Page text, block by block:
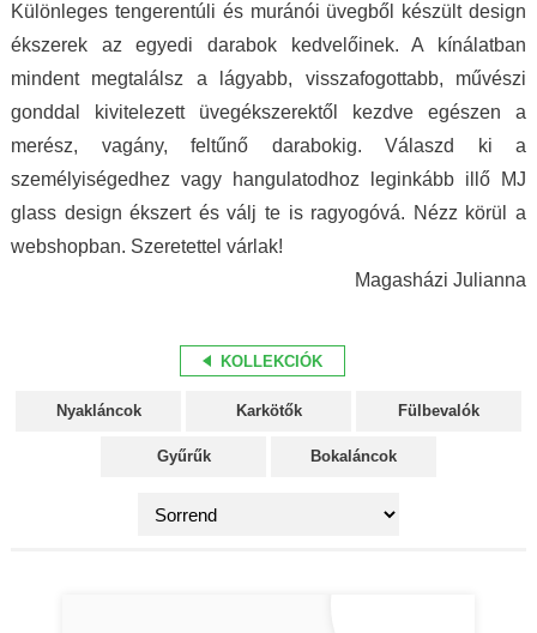
Különleges tengerentúli és muránói üvegből készült design
ékszerek az egyedi darabok kedvelőinek. A kínálatban
mindent megtalálsz a lágyabb, visszafogottabb, művészi
gonddal kivitelezett üvegékszerektől kezdve egészen a
merész, vagány, feltűnő darabokig. Válaszd ki a
személyiségedhez vagy hangulatodhoz leginkább illő MJ
glass design ékszert és válj te is ragyogóvá. Nézz körül a
webshopban. Szeretettel várlak!
Magasházi Julianna
KOLLEKCIÓK
Nyakláncok Karkötők Fülbevalók
Gyűrűk Bokaláncok